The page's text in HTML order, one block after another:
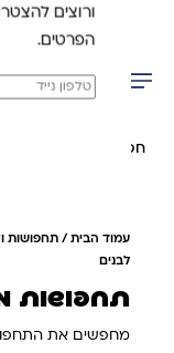
משלוח מהיר חינם בקניה
עמוד הבית/תחפושות
לבנים
תחפושות
ורוצים להצטרף
הפרטים.